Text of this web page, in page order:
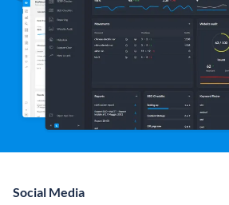
Social Media